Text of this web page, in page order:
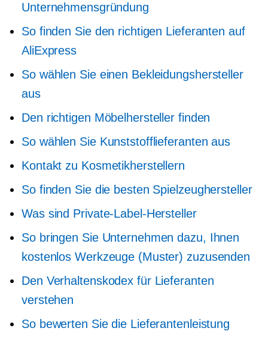
Unternehmensgründung
So finden Sie den richtigen Lieferanten auf
AliExpress
So wählen Sie einen Bekleidungshersteller
aus
Den richtigen Möbelhersteller finden
So wählen Sie Kunststofflieferanten aus
Kontakt zu Kosmetikherstellern
So finden Sie die besten Spielzeughersteller
Was sind Private-Label-Hersteller
So bringen Sie Unternehmen dazu, Ihnen
kostenlos Werkzeuge (Muster) zuzusenden
Den Verhaltenskodex für Lieferanten
verstehen
So bewerten Sie die Lieferantenleistung